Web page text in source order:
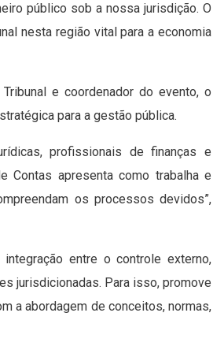
público sob a nossa jurisdição. O
nesta região vital para a economia
e coordenador do evento, o
para a gestão pública.
profissionais de finanças e
Contas apresenta como trabalha e
os processos devidos”,
entre o controle externo,
jurisdicionadas. Para isso, promove
a abordagem de conceitos, normas,